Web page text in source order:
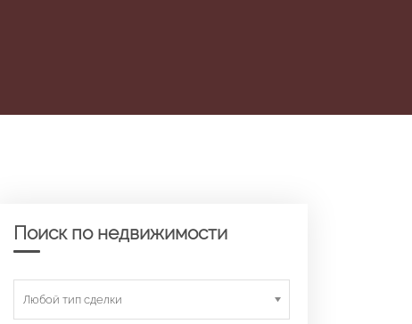
Поиск по недвижимости
Любой тип сделки